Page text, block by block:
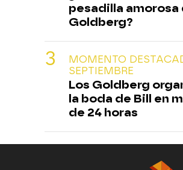
pesadilla amorosa
Goldberg?
MOMENTO
SEPTIEMBRE
Los Goldberg
la boda de Bill en
de 24 horas